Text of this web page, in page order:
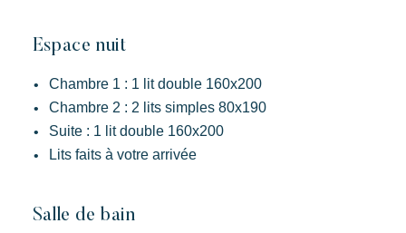
Espace nuit
Chambre 1 : 1 lit double 160x200
Chambre 2 : 2 lits simples 80x190
Suite : 1 lit double 160x200
Lits faits à votre arrivée
Salle de bain